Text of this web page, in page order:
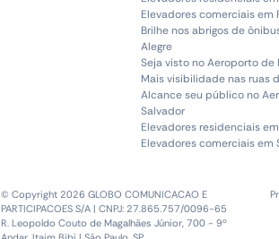
Elevadores comerciais em
Brilhe nos abrigos de
Alegre
Seja visto no Aeroporto de
Mais visibilidade nas ruas
Alcance seu público no
Salvador
Elevadores residenciais
Elevadores comerciais em
© Copyright 2026 GLOBO COMUNICACAO E
PARTICIPACOES S/A | CNPJ: 27.865.757/0096-65
R. Leopoldo Couto de Magalhães Júnior, 700 - 9º